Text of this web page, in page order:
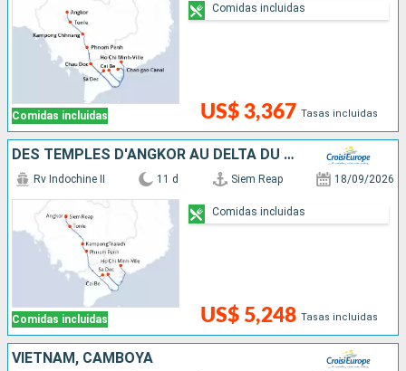
Comidas incluidas US$ 3,367 Tasas incluidas
Comidas incluidas
DES TEMPLES D'ANGKOR AU DELTA DU MÉKONG
Comidas incluidas
Rv Indochine II 11 d Siem Reap 18/09/2026
US$ 5,248 Tasas incluidas
Comidas incluidas
VIETNAM, CAMBOYA